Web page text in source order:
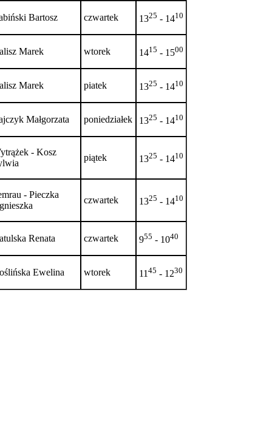
Bartosz czwartek 1325 - 1410
Marek wtorek 1415 - 1500
Marek piatek 1325 - 1410
Małgorzata poniedziałek 1325 - 1410
- Kosz
piątek 1325 - 1410
- Pieczka
czwartek 1325 - 1410
Renata czwartek 955 - 1040
Ewelina wtorek 1145 - 1230